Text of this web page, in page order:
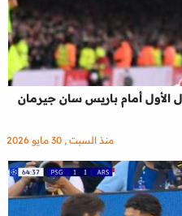
الأول أمام باريس سان جيرمان
منذ السبت , 30 مايو 2026